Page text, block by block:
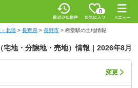
0
北陸 > 長野県 > 長野市 > 権堂駅の土地情報
地・分譲地・売地）情報｜2026年8月
変更